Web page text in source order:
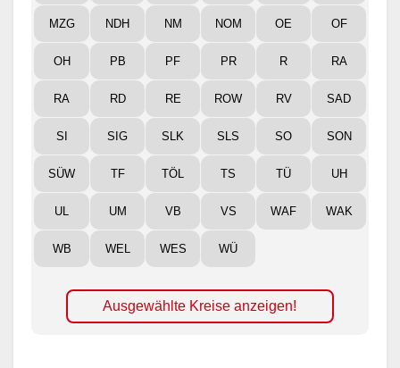
MZG NDH NM NOM OE OF
OH PB PF PR R RA
RA RD RE ROW RV SAD
SI SIG SLK SLS SO SON
SÜW TF TÖL TS TÜ UH
UL UM VB VS WAF WAK
WB WEL WES WÜ
Ausgewählte Kreise anzeigen!